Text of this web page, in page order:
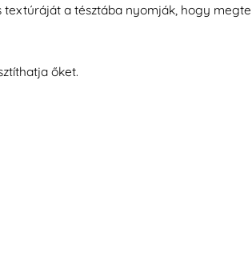
a tésztába nyomják, hogy
őket.